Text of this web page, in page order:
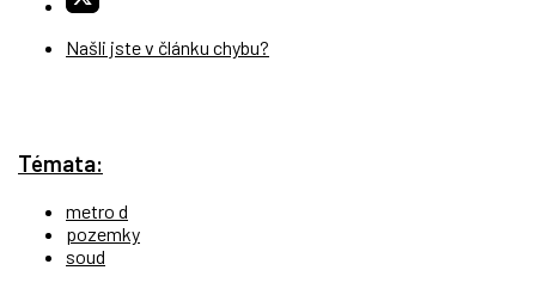
Našli jste v článku chybu?
Témata:
metro d
pozemky
soud